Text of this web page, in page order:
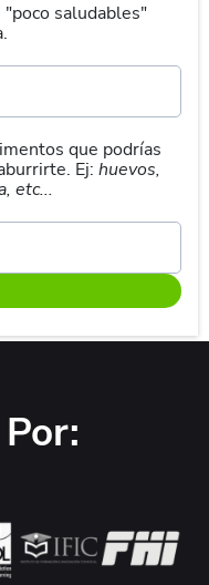
saludables"
que podrías
Ej: huevos,
etc...